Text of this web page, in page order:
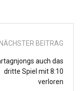
NÄCHSTER BEITRAG
auch das
dritte Spiel mit 8:10
verloren